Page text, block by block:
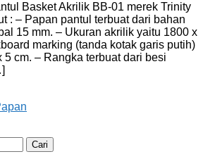
Basket Akrilik BB-01 merek Trinity
: – Papan pantul terbuat dari bahan
15 mm. – Ukuran akrilik yaitu 1800 x
marking (tanda kotak garis putih)
5 cm. – Rangka terbuat dari besi